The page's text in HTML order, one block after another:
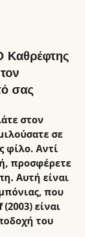
Καθρέφτης
σας
στον
σε
φίλο. Αντί
προσφέρετε
Αυτή είναι
που
είναι
του